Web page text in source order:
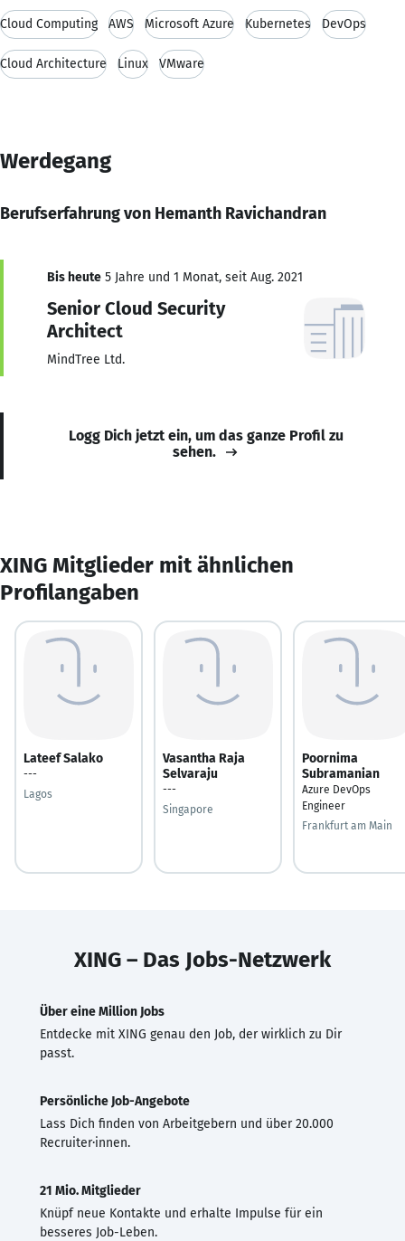
Cloud Computing AWS Microsoft Azure Kubernetes DevOps
Cloud Architecture Linux VMware
Werdegang
Berufserfahrung von Hemanth Ravichandran
Bis heute 5 Jahre und 1 Monat, seit Aug. 2021
Senior Cloud Security
Architect
MindTree Ltd.
Logg Dich jetzt ein, um das ganze Profil zu
sehen.
XING Mitglieder mit ähnlichen
Profilangaben
Lateef Salako
---
Lagos
Vasantha Raja
Selvaraju
---
Singapore
Poornima
Subramanian
Azure DevOps
Engineer
Frankfurt am Main
XING – Das Jobs-Netzwerk
Über eine Million Jobs
Entdecke mit XING genau den Job, der wirklich zu Dir
passt.
Persönliche Job-Angebote
Lass Dich finden von Arbeitgebern und über 20.000
Recruiter·innen.
21 Mio. Mitglieder
Knüpf neue Kontakte und erhalte Impulse für ein
besseres Job-Leben.